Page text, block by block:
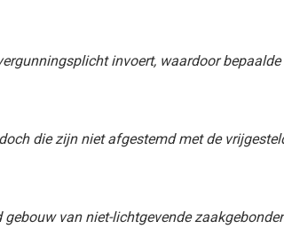
invoert, waardoor
die zijn niet afgestemd met de
van niet-lichtgevende